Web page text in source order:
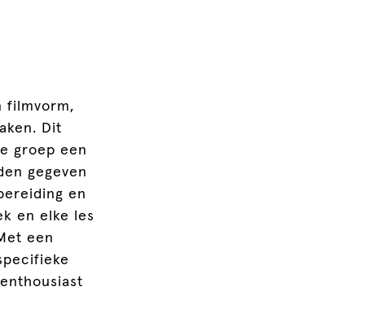
filmvorm,
Dit
groep een
gegeven
en
en elke les
een